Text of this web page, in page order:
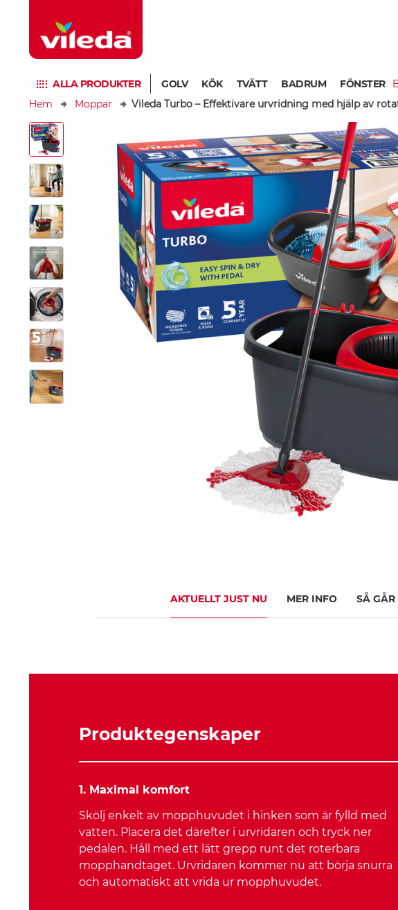
ALLA PRODUKTER GOLV KÖK TVÄTT BADRUM FÖNSTER
Hem
Moppar Vileda Turbo – Effektivare urvridning med hjälp av
AKTUELLT JUST NU MER INFO SÅ
Produktegenskaper
1. Maximal komfort
Skölj enkelt av mopphuvudet i hinken som är fylld med
vatten. Placera det därefter i urvridaren och tryck ner
pedalen. Håll med ett lätt grepp runt det roterbara
mopphandtaget. Urvridaren kommer nu att börja snurra
och automatiskt att vrida ur mopphuvudet.